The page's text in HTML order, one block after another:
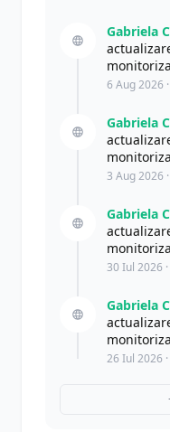
Gabriela
6 Aug 2026
Gabriela
3 Aug 2026
Gabriela
30 Iul 2026
Gabriela
26 Iul 2026